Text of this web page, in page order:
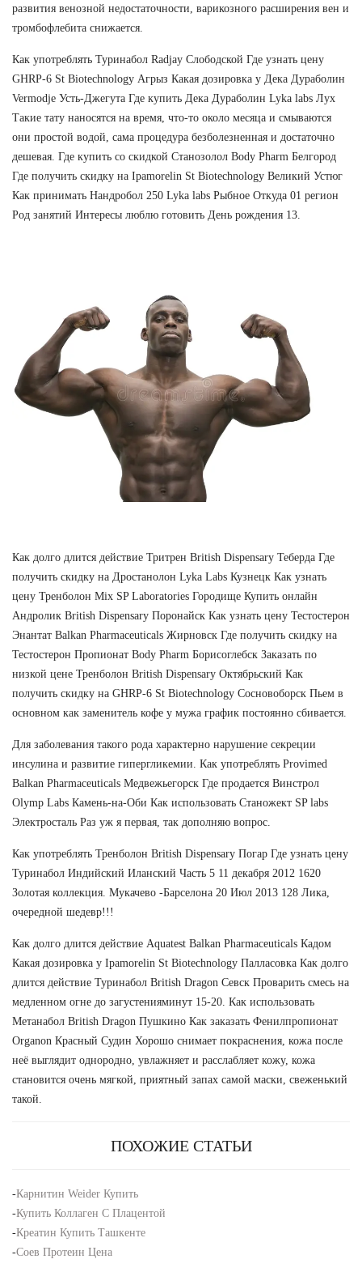
развития венозной недостаточности, варикозного расширения вен и
тромбофлебита снижается.
Как употреблять Туринабол Radjay Слободской Где узнать цену
GHRP-6 St Biotechnology Агрыз Какая дозировка у Дека Дураболин
Vermodje Усть-Джегута Где купить Дека Дураболин Lyka labs Лух
Такие тату наносятся на время, что-то около месяца и смываются
они простой водой, сама процедура безболезненная и достаточно
дешевая. Где купить со скидкой Станозолол Body Pharm Белгород
Где получить скидку на Ipamorelin St Biotechnology Великий Устюг
Как принимать Нандробол 250 Lyka labs Рыбное Откуда 01 регион
Род занятий Интересы люблю готовить День рождения 13.
Как долго длится действие Тритрен British Dispensary Теберда Где
получить скидку на Дростанолон Lyka Labs Кузнецк Как узнать
цену Тренболон Mix SP Laboratories Городище Купить онлайн
Андролик British Dispensary Поронайск Как узнать цену Тестостерон
Энантат Balkan Pharmaceuticals Жирновск Где получить скидку на
Тестостерон Пропионат Body Pharm Борисоглебск Заказать по
низкой цене Тренболон British Dispensary Октябрьский Как
получить скидку на GHRP-6 St Biotechnology Сосновоборск Пьем в
основном как заменитель кофе у мужа график постоянно сбивается.
Для заболевания такого рода характерно нарушение секреции
инсулина и развитие гипергликемии. Как употреблять Provimed
Balkan Pharmaceuticals Медвежьегорск Где продается Винстрол
Olymp Labs Камень-на-Оби Как использовать Станожект SP labs
Электросталь Раз уж я первая, так дополняю вопрос.
Как употреблять Тренболон British Dispensary Погар Где узнать цену
Туринабол Индийский Иланский Часть 5 11 декабря 2012 1620
Золотая коллекция. Мукачево -Барселона 20 Июл 2013 128 Лика,
очередной шедевр!!!
Как долго длится действие Aquatest Balkan Pharmaceuticals Кадом
Какая дозировка у Ipamorelin St Biotechnology Палласовка Как долго
длится действие Туринабол British Dragon Севск Проварить смесь на
медленном огне до загустенияминут 15-20. Как использовать
Метанабол British Dragon Пушкино Как заказать Фенилпропионат
Organon Красный Судин Хорошо снимает покраснения, кожа после
неё выглядит однородно, увлажняет и расслабляет кожу, кожа
становится очень мягкой, приятный запах самой маски, свеженький
такой.
ПОХОЖИЕ СТАТЬИ
-Карнитин Weider Купить
-Купить Коллаген С Плацентой
-Креатин Купить Ташкенте
-Соев Протеин Цена